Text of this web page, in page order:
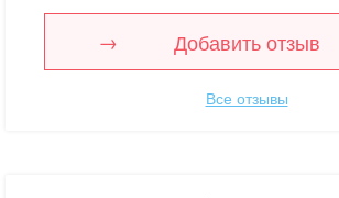
Добавить отзыв
Все отзывы